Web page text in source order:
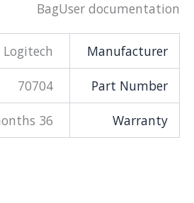
BagUser documentation
Manufacturer
Logitech
Part Number
70704
Warranty
36 months